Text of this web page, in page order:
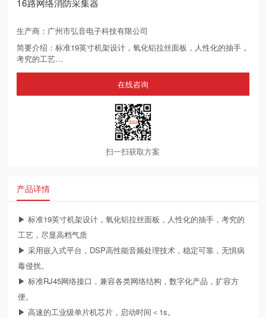
生产商：广州市弘音电子科技有限公司
简要介绍：标准19英寸机架设计，氧化铝拉丝面板，人性化的抽手，
考究的工艺…
在线咨询
扫一扫获取方案
产品详情
▶ 标准19英寸机架设计，氧化铝拉丝面板，人性化的抽手，考究的
工艺，尽显高档气质
▶ 采用嵌入式平台，DSP高性能音频处理技术，稳定可靠，无惧病
毒侵扰。
▶ 标准RJ45网络接口，兼容各类网络结构，数字化产品，扩容方
便。
▶ 高速的工业级单片机芯片，启动时间＜1s。